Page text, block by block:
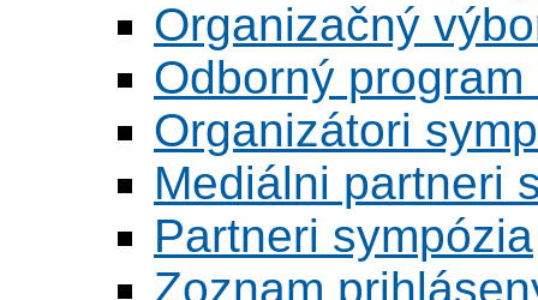
Organizačný
Odborný
Organizátori
Mediálni partneri
Partneri sympózia
Zoznam